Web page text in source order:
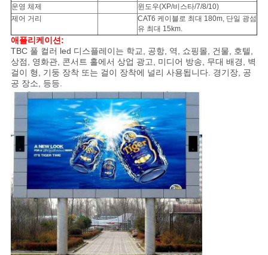
운영 체제
윈도우(XP/비스타/7/8/10)
제어 거리
CAT6 케이블로 최대 180m, 단일 광섬
유 최대 15km.
애플리케이션:
TBC 풀 컬러 led 디스플레이는 학교, 공항, 역, 쇼핑몰, 건물, 호텔,
상점, 영화관, 콘서트 홀에서 상업 광고, 미디어 방송, 무대 배경, 벽
걸이 형, 기둥 장착 또는 걸이 장착에 널리 사용됩니다. 경기장, 공
공 장소, 등등.